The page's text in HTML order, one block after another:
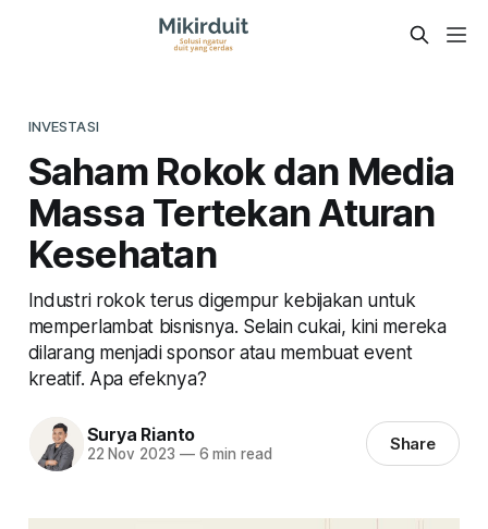
INVESTASI
Saham Rokok dan Media
Massa Tertekan Aturan
Kesehatan
Industri rokok terus digempur kebijakan untuk
memperlambat bisnisnya. Selain cukai, kini mereka
dilarang menjadi sponsor atau membuat event
kreatif. Apa efeknya?
Surya Rianto
22 Nov 2023 —6 min read Share